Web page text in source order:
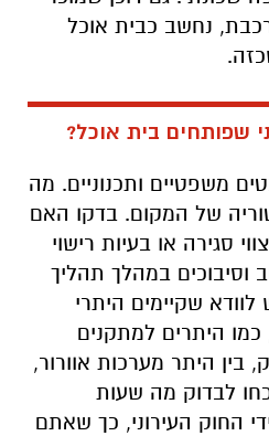
נחשב כבית אוכל
שפותחים בית אוכל?
משפטיים ותכנוניים. מה
של המקום. בדקו האם
סגירה או בעיות רישוי
וסיבוכים במהלך תהליך
שקיימים היתרי
היתרים למתקנים
היתר מערכות אוורור,
לבדוק מה שעות
החוק העירוני, כך שאתם